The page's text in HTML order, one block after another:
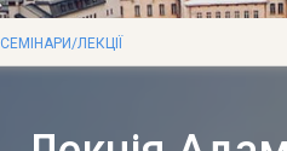
СЕМІНАРИ/ЛЕКЦІЇ